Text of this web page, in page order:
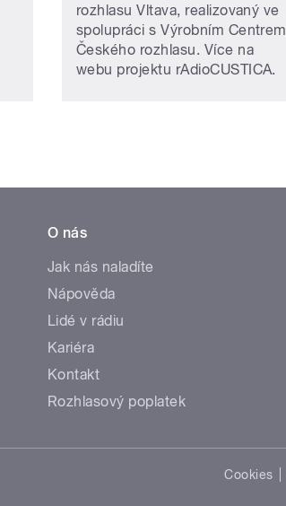
rozhlasu Vltava, realizovaný ve
spolupráci s Výrobním Centrem
Českého rozhlasu. Více na
webu projektu rAdioCUSTICA.
O nás
Jak nás naladíte
Nápověda
Lidé v rádiu
Kariéra
Kontakt
Rozhlasový poplatek
Cookies